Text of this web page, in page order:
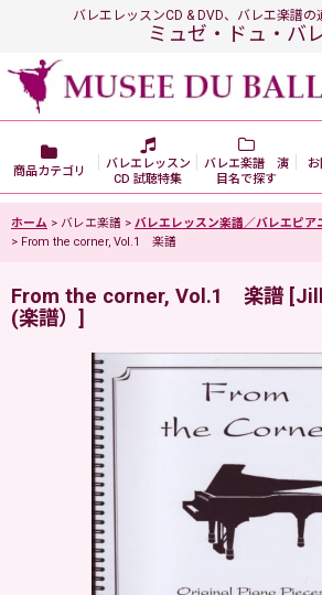
バレエレッスンCD & DVD、バレエ楽譜
ミュゼ・ドュ・バ
商品カテゴリ
バレエレッスン
CD 試聴特集
バレエ楽譜 演
目名で探す
お
ホーム > バレエ楽譜 > バレエレッスン楽譜／バレエピア
> From the corner, Vol.1 楽譜
From the corner, Vol.1 楽譜 [
(楽譜） ]